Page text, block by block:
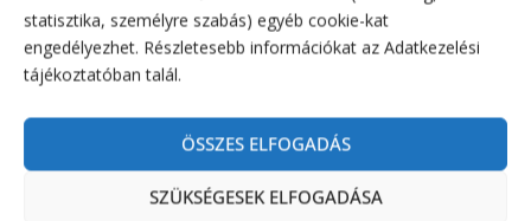
statisztika, személyre szabás) egyéb cookie-kat
engedélyezhet. Részletesebb információkat az Adatkezelési
tájékoztatóban talál.
ÖSSZES ELFOGADÁS
SZÜKSÉGESEK ELFOGADÁSA
RÉSZVÉNY: